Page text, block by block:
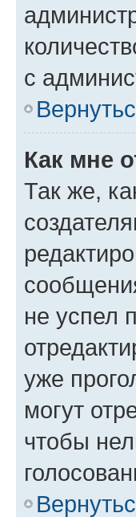
с
Как мне
Так же,
не успел
уже
могут
чтобы